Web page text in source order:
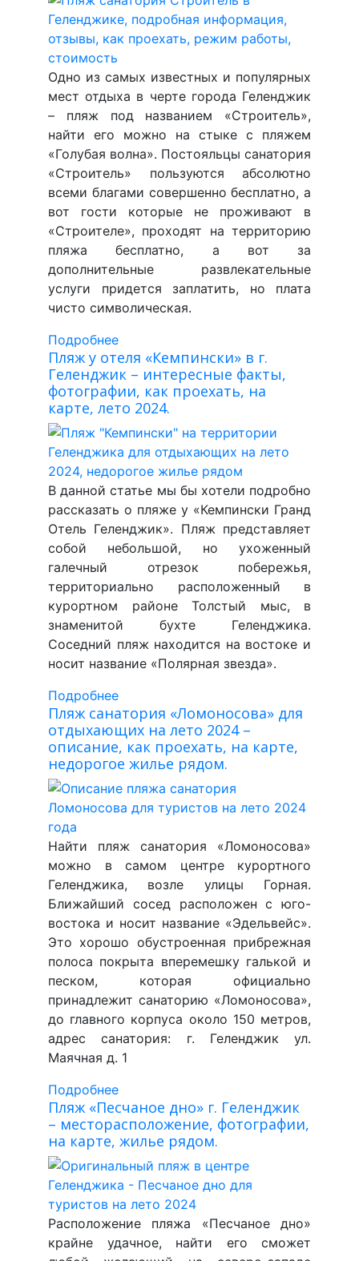
Одно из самых известных и популярных
мест отдыха в черте города Геленджик
– пляж под названием «Строитель»,
найти его можно на стыке с пляжем
«Голубая волна». Постояльцы санатория
«Строитель» пользуются абсолютно
всеми благами совершенно бесплатно, а
вот гости которые не проживают в
«Строителе», проходят на территорию
пляжа бесплатно, а вот за
дополнительные развлекательные
услуги придется заплатить, но плата
чисто символическая.
Подробнее
Пляж у отеля «Кемпински» в г.
Геленджик – интересные факты,
фотографии, как проехать, на
карте, лето 2024.
В данной статье мы бы хотели подробно
рассказать о пляже у «Кемпински Гранд
Отель Геленджик». Пляж представляет
собой небольшой, но ухоженный
галечный отрезок побережья,
территориально расположенный в
курортном районе Толстый мыс, в
знаменитой бухте Геленджика.
Соседний пляж находится на востоке и
носит название «Полярная звезда».
Подробнее
Пляж санатория «Ломоносова» для
отдыхающих на лето 2024 –
описание, как проехать, на карте,
недорогое жилье рядом.
Найти пляж санатория «Ломоносова»
можно в самом центре курортного
Геленджика, возле улицы Горная.
Ближайший сосед расположен с юго-
востока и носит название «Эдельвейс».
Это хорошо обустроенная прибрежная
полоса покрыта вперемешку галькой и
песком, которая официально
принадлежит санаторию «Ломоносова»,
до главного корпуса около 150 метров,
адрес санатория: г. Геленджик ул.
Маячная д. 1
Подробнее
Пляж «Песчаное дно» г. Геленджик
– месторасположение, фотографии,
на карте, жилье рядом.
Расположение пляжа «Песчаное дно»
крайне удачное, найти его сможет